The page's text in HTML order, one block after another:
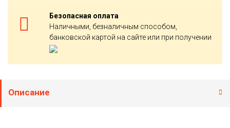
Безопасная оплата
Наличными, безналичным способом,
банковской картой на сайте или при получении
Описание